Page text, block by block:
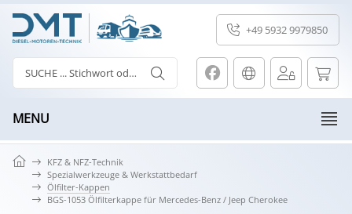
+49 5932 9979850
MENU
KFZ & NFZ-Technik
Spezialwerkzeuge & Werkstattbedarf
Ölfilter-Kappen
BGS-1053 Ölfilterkappe für Mercedes-Benz / Jeep Cherokee